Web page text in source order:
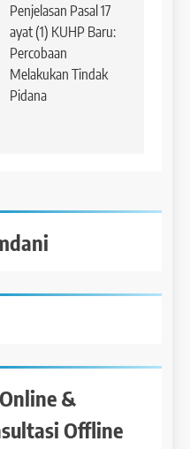
Penjelasan Pasal 17
ayat (1) KUHP Baru:
Percobaan
Melakukan Tindak
Pidana
&
Offline